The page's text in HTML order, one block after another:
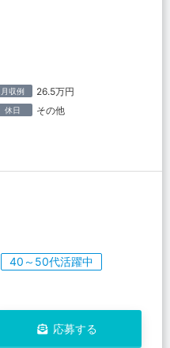
月収例 26.5万円
休日 その他
40～50代活躍中
応募する